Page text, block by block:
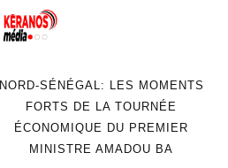
NORD-SÉNÉGAL: LES MOMENTS
FORTS DE LA TOURNÉE
ÉCONOMIQUE DU PREMIER
MINISTRE AMADOU BA